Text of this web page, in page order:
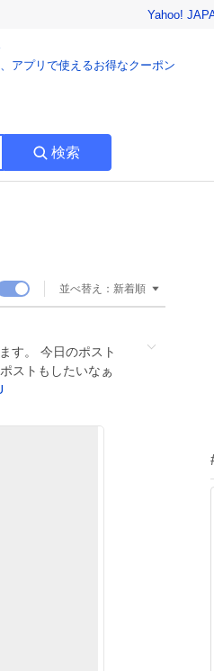
Yahoo!
アプリで使えるお得なクーポン
検索
並べ替え： 新着順
す。 今日のポスト
ストもしたいなぁ